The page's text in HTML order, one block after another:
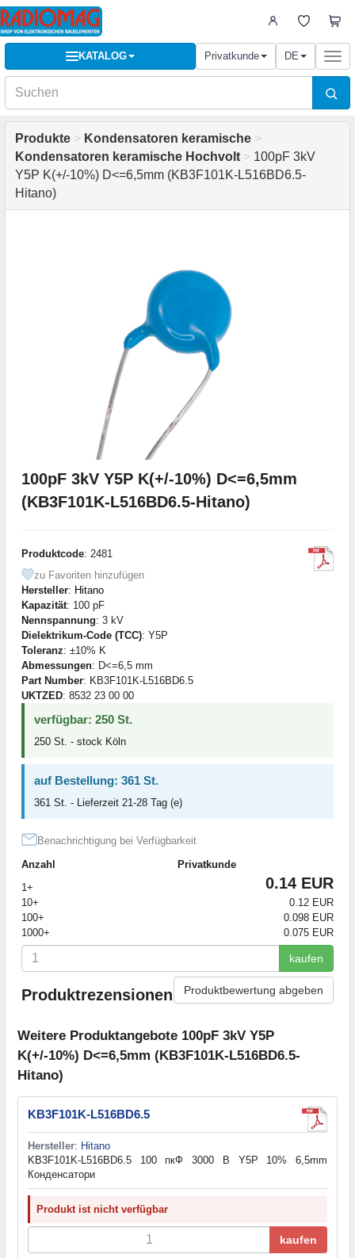
KATALOG Privatkunde DE
Produkte > Kondensatoren keramische >
Kondensatoren keramische Hochvolt > 100pF 3kV
Y5P K(+/-10%) D<=6,5mm (KB3F101K-L516BD6.5-
Hitano)
100pF 3kV Y5P K(+/-10%) D<=6,5mm
(KB3F101K-L516BD6.5-Hitano)
Produktcode: 2481
zu Favoriten hinzufügen
Hersteller: Hitano
Kapazität: 100 pF
Nennspannung: 3 kV
Dielektrikum-Code (TCC): Y5P
Toleranz: ±10% K
Abmessungen: D<=6,5 mm
Part Number: KB3F101K-L516BD6.5
UKTZED: 8532 23 00 00
verfügbar: 250 St.
250 St. - stock Köln
auf Bestellung: 361 St.
361 St. - Lieferzeit 21-28 Tag (e)
Benachrichtigung bei Verfügbarkeit
Anzahl
Privatkunde
1+
0.14 EUR
10+
0.12 EUR
100+
0.098 EUR
1000+
0.075 EUR
kaufen
Produktrezensionen Produktbewertung abgeben
Weitere Produktangebote 100pF 3kV Y5P
K(+/-10%) D<=6,5mm (KB3F101K-L516BD6.5-
Hitano)
KB3F101K-L516BD6.5
Hersteller: Hitano
KB3F101K-L516BD6.5 100 пкФ 3000 В Y5P 10% 6,5mm
Конденсатори
Produkt ist nicht verfügbar
kaufen